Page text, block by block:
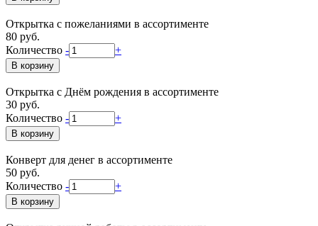
Открытка с пожеланиями в ассортименте
80 руб.
Количество - +
Открытка с Днём рождения в ассортименте
30 руб.
Количество - +
Конверт для денег в ассортименте
50 руб.
Количество - +